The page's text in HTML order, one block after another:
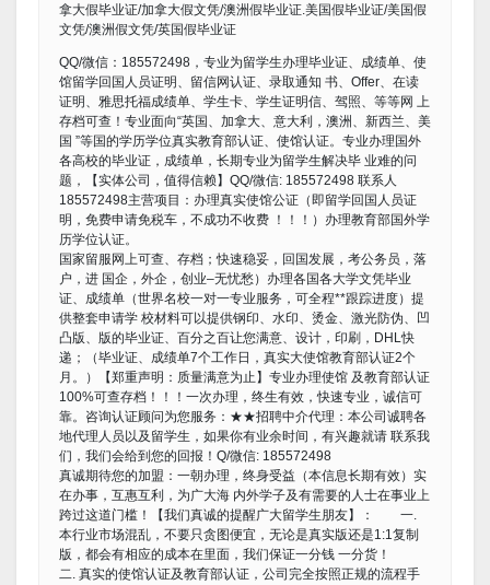
拿大假毕业证/加拿大假文凭/澳洲假毕业证.美国假毕业证/美国假
文凭/澳洲假文凭/英国假毕业证
QQ/微信：185572498，专业为留学生办理毕业证、成绩单、使
馆留学回国人员证明、留信网认证、录取通知 书、Offer、在读
证明、雅思托福成绩单、学生卡、学生证明信、驾照、等等网 上
存档可查！专业面向“英国、加拿大、意大利，澳洲、新西兰、美
国 ”等国的学历学位真实教育部认证、使馆认证。专业办理国外
各高校的毕业证，成绩单，长期专业为留学生解决毕 业难的问
题，【实体公司，值得信赖】QQ/微信: 185572498 联系人
185572498主营项目：办理真实使馆公证（即留学回国人员证
明，免费申请免税车，不成功不收费 ！！！）办理教育部国外学
历学位认证。
国家留服网上可查、存档；快速稳妥，回国发展，考公务员，落
户，进 国企，外企，创业–无忧愁）办理各国各大学文凭毕业
证、成绩单（世界名校一对一专业服务，可全程**跟踪进度）提
供整套申请学 校材料可以提供钢印、水印、烫金、激光防伪、凹
凸版、版的毕业证、百分之百让您满意、设计，印刷，DHL快
递；（毕业证、成绩单7个工作日，真实大使馆教育部认证2个
月。）【郑重声明：质量满意为止】专业办理使馆 及教育部认证
100%可查存档！！！一次办理，终生有效，快速专业，诚信可
靠。咨询认证顾问为您服务：★★招聘中介代理：本公司诚聘各
地代理人员以及留学生，如果你有业余时间，有兴趣就请 联系我
们，我们会给到您的回报！Q/微信: 185572498
真诚期待您的加盟：一朝办理，终身受益（本信息长期有效）实
在办事，互惠互利，为广大海 内外学子及有需要的人士在事业上
跨过这道门槛！【我们真诚的提醒广大留学生朋友】： 一.
本行业市场混乱，不要只贪图便宜，无论是真实版还是1:1复制
版，都会有相应的成本在里面，我们保证一分钱 一分货！
二. 真实的使馆认证及教育部认证，公司完全按照正规的流程手